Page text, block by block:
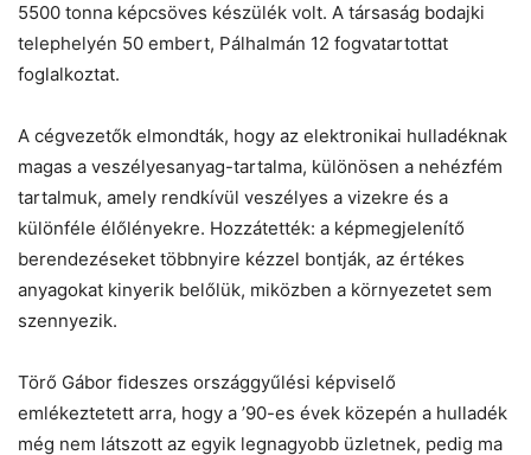
5500 tonna képcsöves készülék volt. A társaság bodajki
telephelyén 50 embert, Pálhalmán 12 fogvatartottat
foglalkoztat.
A cégvezetők elmondták, hogy az elektronikai hulladéknak
magas a veszélyesanyag-tartalma, különösen a nehézfém
tartalmuk, amely rendkívül veszélyes a vizekre és a
különféle élőlényekre. Hozzátették: a képmegjelenítő
berendezéseket többnyire kézzel bontják, az értékes
anyagokat kinyerik belőlük, miközben a környezetet sem
szennyezik.
Törő Gábor fideszes országgyűlési képviselő
emlékeztetett arra, hogy a ’90-es évek közepén a hulladék
még nem látszott az egyik legnagyobb üzletnek, pedig ma